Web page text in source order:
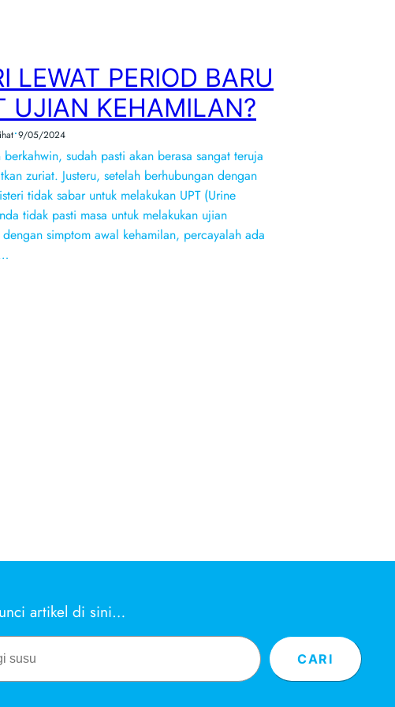
LEWAT PERIOD BARU
UJIAN KEHAMILAN?
•9/05/2024
sudah pasti akan berasa sangat teruja
zuriat. Justeru, setelah berhubungan dengan
tidak sabar untuk melakukan UPT (Urine
tidak pasti masa untuk melakukan ujian
simptom awal kehamilan, percayalah ada
artikel di sini…
CARI